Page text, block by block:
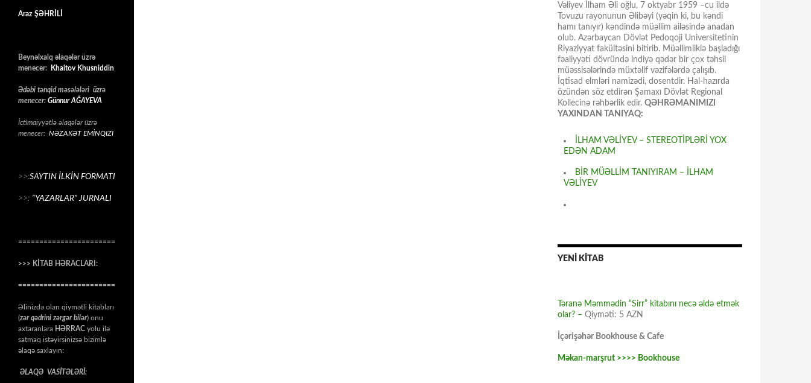
Vəliyev İlham Əli oğlu, 7 oktyabr 1959 –cu ildə
Tovuzu rayonunun Əlibəyi (yəqin ki, bu kəndi
hamı tanıyır) kəndində müəllim ailəsində anadan
olub. Azərbaycan Dövlət Pedoqoji Universitetinin
Riyaziyyat fakültəsini bitirib. Müəllimliklə başladığı
fəaliyyəti dövründə indiyə qədər bir çox təhsil
müəssisələrində müxtəlif vəzifələrdə çalışıb.
İqtisad elmləri namizədi, dosentdir. Hal-hazırda
özündən söz etdirən Şamaxı Dövlət Regional
Kollecinə rəhbərlik edir. QƏHRƏMANIMIZI
YAXINDAN TANIYAQ:
İLHAM VƏLİYEV – STEREOTİPLƏRİ YOX
EDƏN ADAM
BİR MÜƏLLİM TANIYIRAM – İLHAM
VƏLİYEV
YENİ KİTAB
Təranə Məmmədin “Sirr” kitabını necə əldə etmək
olar? – Qiyməti: 5 AZN
İçərişəhər Bookhouse & Cafe
Məkan-marşrut >>>> Bookhouse
Araz ŞƏHRİLİ
Beynəlxalq əlaqələr üzrə
menecer:
Khaitov Khusniddin
Ədəbi tənqid məsələləri üzrə
menecer: Günnur AĞAYEVA
İctimaiyyətlə əlaqələr üzrə
menecer: NƏZAKƏT EMİNQIZI
>>:SAYTIN İLKİN FORMATI
>>: “YAZARLAR” JURNALI
=======================
>>> KİTAB HƏRACLARI:
=======================
Əlinizdə olan qiymətli kitabları
(zər qədrini zərgər bilər) onu
axtaranlara HƏRRAC yolu ilə
satmaq istəyirsinizsə bizimlə
əlaqə saxlayın:
ƏLAQƏ VASİTƏLƏRİ: